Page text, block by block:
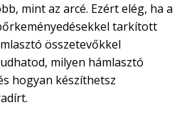
mint az arcé. Ezért elég, ha a
tarkított
összetevőkkel
milyen hámlasztó
hogyan készíthetsz